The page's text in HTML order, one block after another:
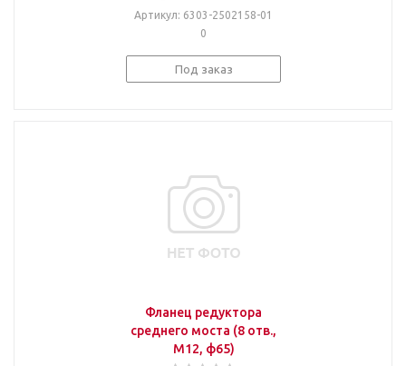
Артикул: 6303-2502158-01
0
Под заказ
Фланец редуктора
среднего моста (8 отв.,
М12, ф65)